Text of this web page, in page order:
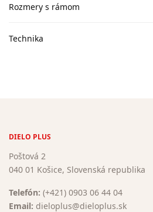
Rozmery s rámom
Technika
DIELO PLUS
Poštová 2
040 01 Košice, Slovenská republika
Telefón: (+421) 0903 06 44 04
Email: dieloplus@dieloplus.sk